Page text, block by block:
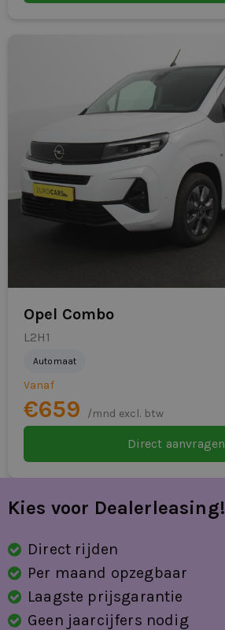
Opel Combo
L2H1
Automaat
Vanaf
€659 /mnd excl. btw
Direct aanvragen
Kies voor Dealerleasing!
Direct rijden
Per maand opzegbaar
Laagste prijsgarantie
Geen jaarcijfers nodig